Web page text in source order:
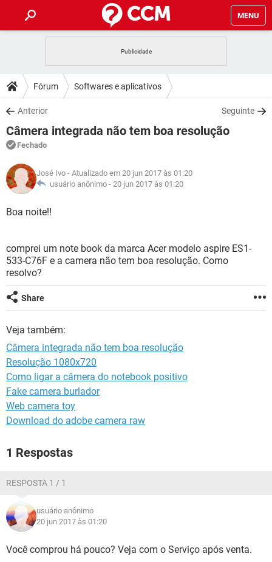
MENU
CELULAR FACEBOOK
OUTLOOK
INSTAGRAM GMAIL
GUIA DE COMPRAS
DICAS
JOGOS WHATSAPP
OUTLOOK
INSTAGRAM
GUIA DE COMPRAS
DOWNLOADS
JOGOS WHATSAPP
CELULAR
OUTLOOK EXCEL
INSTAGRAM
GUIA DE COMPRAS
FÓRUM
JOGOS
CELULAR FACEBOOK
GUIA DE COMPRAS
GLOSSÁRIO
JOGOS
CELULAR
INSTAGRAM
GUIA DE COMPRAS
Fórum Softwares e aplicativos
Anterior Seguinte
Câmera integrada não tem boa resolução
Fechado
José Ivo - Atualizado em 20 jun 2017 às 01:20
usuário anônimo - 20 jun 2017 às 01:20
Boa noite!!
comprei um note book da marca Acer modelo aspire ES1-
533-C76F e a camera não tem boa resolução. Como
resolvo?
Share
Veja também:
Câmera integrada não tem boa resolução
Resolução 1080x720
Como ligar a câmera do notebook positivo
Fake camera burlador
Web camera toy
Download do adobe camera raw
1 Respostas
RESPOSTA 1 / 1
usuário anônimo
20 jun 2017 às 01:20
Você comprou há pouco? Veja com o Serviço após venta.